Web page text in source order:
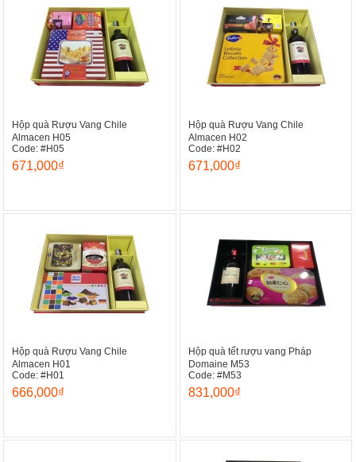
Hộp quà Rượu Vang Chile
Almacen H05
Code: #H05
671,000₫
Hộp quà Rượu Vang Chile
Almacen H02
Code: #H02
671,000₫
Hộp quà Rượu Vang Chile
Almacen H01
Code: #H01
666,000₫
Hộp quà tết rượu vang Pháp
Domaine M53
Code: #M53
831,000₫